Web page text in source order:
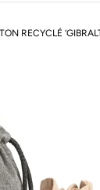
RECYCLÉ